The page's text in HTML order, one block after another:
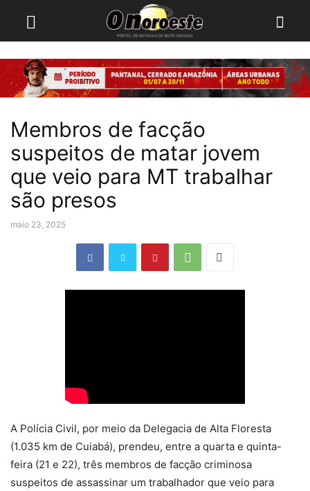
Membros de facção
suspeitos de matar jovem
que veio para MT trabalhar
são presos
maio 23, 2025
A Polícia Civil, por meio da Delegacia de Alta Floresta
(1.035 km de Cuiabá), prendeu, entre a quarta e quinta-
feira (21 e 22), três membros de facção criminosa
suspeitos de assassinar um trabalhador que veio para